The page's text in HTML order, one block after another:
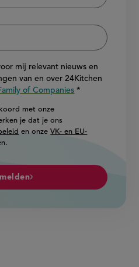
mij relevant nieuws en
van en over 24Kitchen
of Companies
met onze
je dat je ons
en onzeVK- en EU-